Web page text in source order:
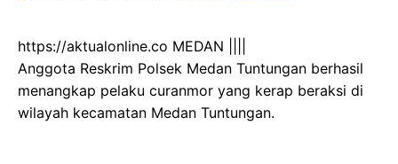
https://aktualonline.co MEDAN ||||
Anggota Reskrim Polsek Medan Tuntungan berhasil
menangkap pelaku curanmor yang kerap beraksi di
wilayah kecamatan Medan Tuntungan.